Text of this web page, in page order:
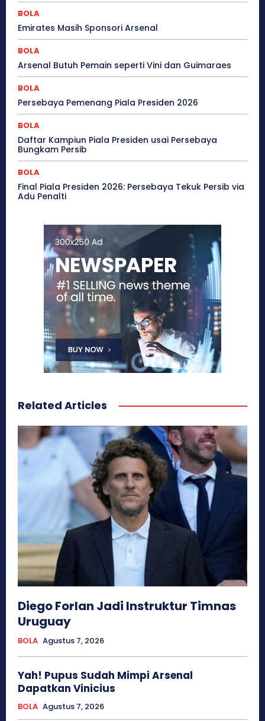
BOLA
Emirates Masih Sponsori Arsenal
BOLA
Arsenal Butuh Pemain seperti Vini dan Guimaraes
BOLA
Persebaya Pemenang Piala Presiden 2026
BOLA
Daftar Kampiun Piala Presiden usai Persebaya
Bungkam Persib
BOLA
Final Piala Presiden 2026: Persebaya Tekuk Persib via
Adu Penalti
Related Articles
Diego Forlan Jadi Instruktur Timnas
Uruguay
BOLA Agustus 7, 2026
Yah! Pupus Sudah Mimpi Arsenal
Dapatkan Vinicius
BOLA Agustus 7, 2026